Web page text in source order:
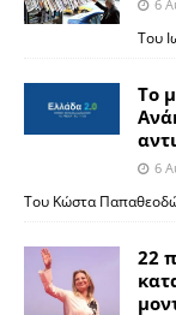
6
Του
Το
6
Του Κώστα
22